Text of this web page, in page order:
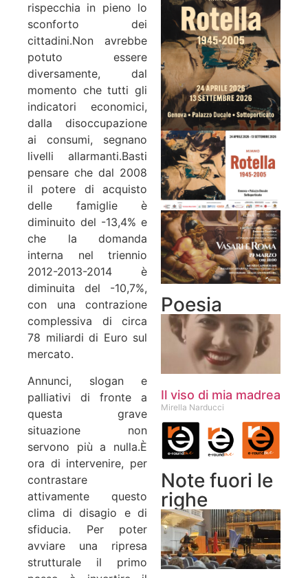
rispecchia in pieno lo
sconforto dei
cittadini.Non avrebbe
potuto essere
diversamente, dal
momento che tutti gli
indicatori economici,
dalla disoccupazione
ai consumi, segnano
livelli allarmanti.Basti
pensare che dal 2008
il potere di acquisto
delle famiglie è
diminuito del -13,4% e
che la domanda
interna nel triennio
2012-2013-2014 è
diminuita del -10,7%,
con una contrazione
complessiva di circa
78 miliardi di Euro sul
mercato.
Annunci, slogan e
palliativi di fronte a
questa grave
situazione non
servono più a nulla.È
ora di intervenire, per
contrastare
attivamente questo
clima di disagio e di
sfiducia. Per poter
avviare una ripresa
strutturale il primo
Poesia
Il viso di mia madrea
Mirella Narducci
Note fuori le
righe